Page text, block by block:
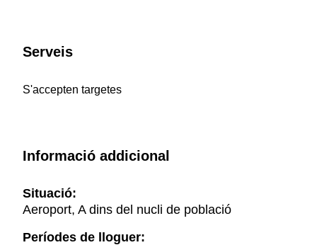
Serveis
S'accepten targetes
Informació addicional
Situació:
Aeroport, A dins del nucli de població
Períodes de lloguer: